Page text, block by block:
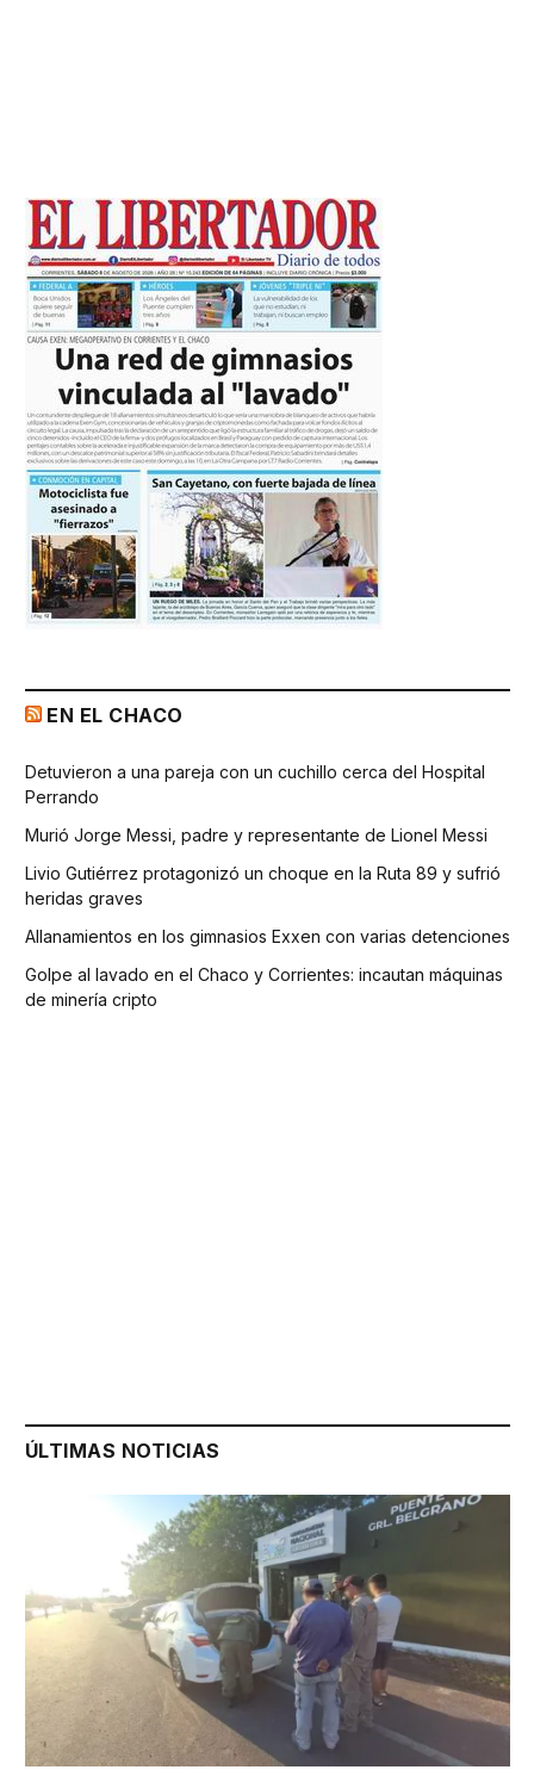
EN EL CHACO
Detuvieron a una pareja con un cuchillo cerca del Hospital
Perrando
Murió Jorge Messi, padre y representante de Lionel Messi
Livio Gutiérrez protagonizó un choque en la Ruta 89 y sufrió
heridas graves
Allanamientos en los gimnasios Exxen con varias detenciones
Golpe al lavado en el Chaco y Corrientes: incautan máquinas
de minería cripto
ÚLTIMAS NOTICIAS